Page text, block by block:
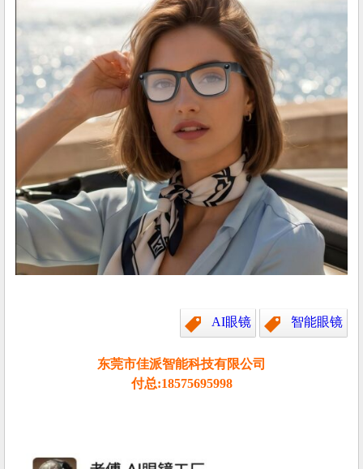
AI眼镜 智能眼镜
东莞市佳派智能科技有限公司
付总:18575695998